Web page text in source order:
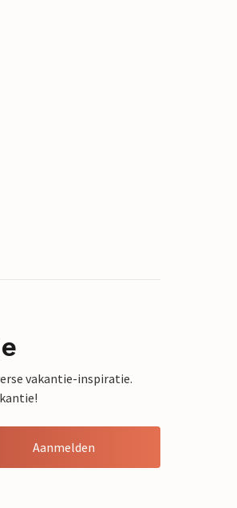
vakantie-inspiratie.
Aanmelden